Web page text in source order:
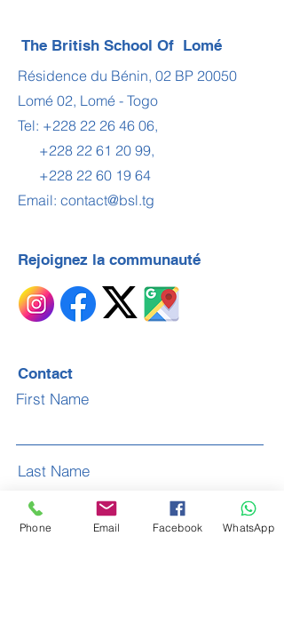
The British School Of Lomé
Résidence du Bénin, 02 BP 20050
Lomé 02, Lomé - Togo
Tel: +228 22 26 46 06,
+228 22 61 20 99,
+228 22 60 19 64
Email: contact@bsl.tg
Rejoignez la communauté
Contact
First Name
Last Name
Phone Email Facebook WhatsApp